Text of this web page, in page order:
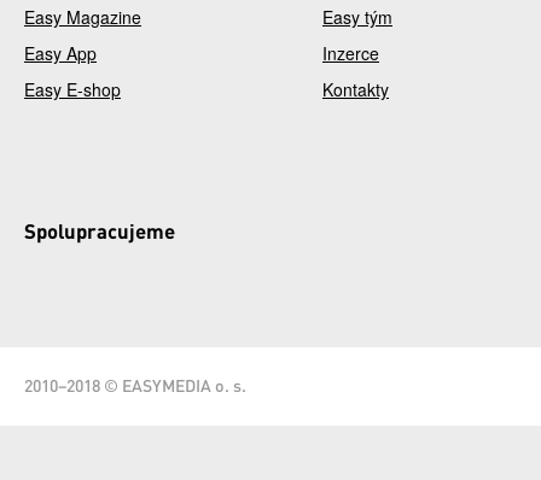
Easy Magazine
Easy App
Easy E-shop
Easy tým
Inzerce
Kontakty
Spolupracujeme
2010–2018 © EASYMEDIA o. s.